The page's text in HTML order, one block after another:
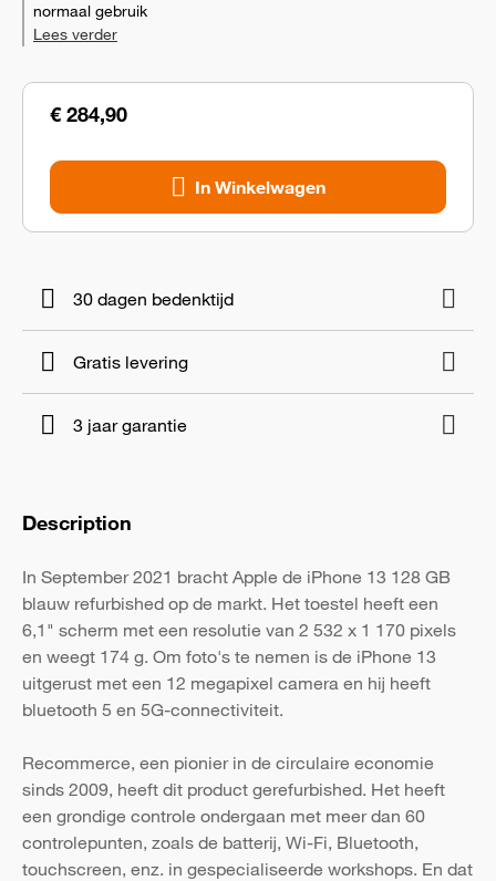
€ 284,90
In Winkelwagen
normaal gebruik
Lees verder
30 dagen bedenktijd
Gratis levering
3 jaar garantie
Description
In September 2021 bracht Apple de iPhone 13 128 GB
blauw refurbished op de markt. Het toestel heeft een
6,1" scherm met een resolutie van 2 532 x 1 170 pixels
en weegt 174 g. Om foto's te nemen is de iPhone 13
uitgerust met een 12 megapixel camera en hij heeft
bluetooth 5 en 5G-connectiviteit.
Recommerce, een pionier in de circulaire economie
sinds 2009, heeft dit product gerefurbished. Het heeft
een grondige controle ondergaan met meer dan 60
controlepunten, zoals de batterij, Wi-Fi, Bluetooth,
touchscreen, enz. in gespecialiseerde workshops. En dat